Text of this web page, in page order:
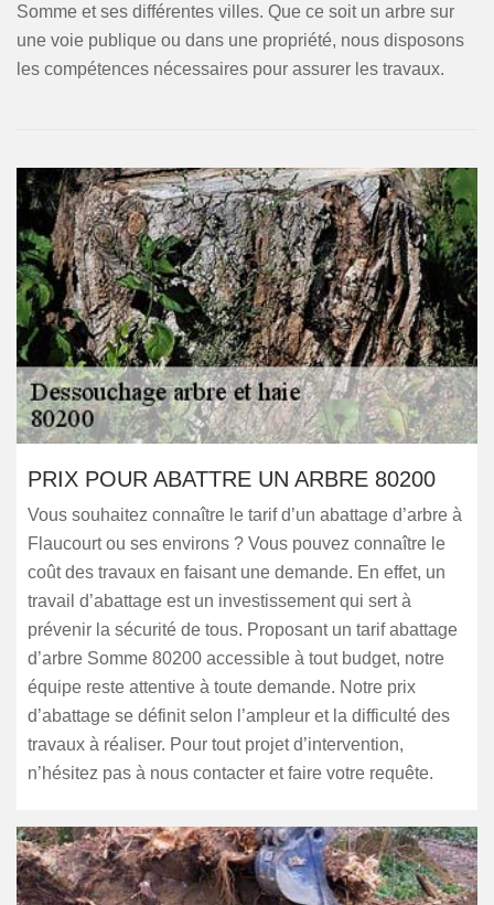
Somme et ses différentes villes. Que ce soit un arbre sur
une voie publique ou dans une propriété, nous disposons
les compétences nécessaires pour assurer les travaux.
PRIX POUR ABATTRE UN ARBRE 80200
Vous souhaitez connaître le tarif d’un abattage d’arbre à
Flaucourt ou ses environs ? Vous pouvez connaître le
coût des travaux en faisant une demande. En effet, un
travail d’abattage est un investissement qui sert à
prévenir la sécurité de tous. Proposant un tarif abattage
d’arbre Somme 80200 accessible à tout budget, notre
équipe reste attentive à toute demande. Notre prix
d’abattage se définit selon l’ampleur et la difficulté des
travaux à réaliser. Pour tout projet d’intervention,
n’hésitez pas à nous contacter et faire votre requête.